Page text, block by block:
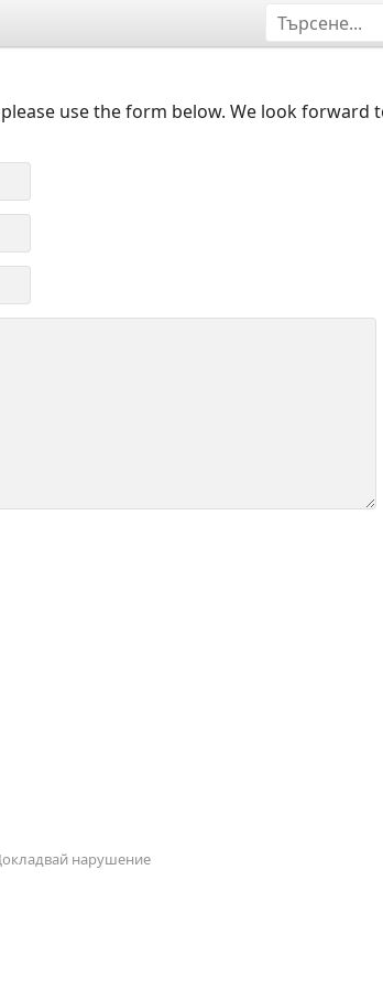
use the form below. We look forward
нарушение